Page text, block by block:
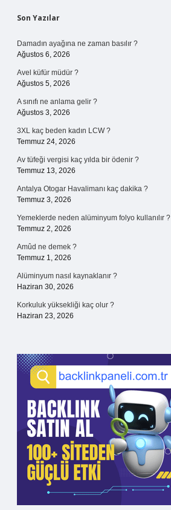
Sidebar
Son Yazılar
Damadın ayağına ne zaman basılır ?
Ağustos 6, 2026
Avel küfür müdür ?
Ağustos 5, 2026
A sınıfı ne anlama gelir ?
Ağustos 3, 2026
3XL kaç beden kadın LCW ?
Temmuz 24, 2026
Av tüfeği vergisi kaç yılda bir ödenir ?
Temmuz 13, 2026
Antalya Otogar Havalimanı kaç dakika ?
Temmuz 3, 2026
Yemeklerde neden alüminyum folyo kullanılır ?
Temmuz 2, 2026
Amûd ne demek ?
Temmuz 1, 2026
Alüminyum nasıl kaynaklanır ?
Haziran 30, 2026
Korkuluk yüksekliği kaç olur ?
Haziran 23, 2026